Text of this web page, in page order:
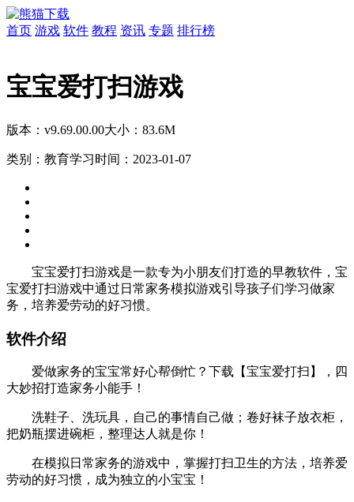
首页 游戏 软件 教程 资讯 专题 排行榜
宝宝爱打扫游戏
版本：v9.69.00.00大小：83.6M
类别：教育学习时间：2023-01-07
宝宝爱打扫游戏是一款专为小朋友们打造的早教软件，宝
宝爱打扫游戏中通过日常家务模拟游戏引导孩子们学习做家
爱做家务的宝宝常好心帮倒忙？下载【宝宝爱打扫】，四
洗鞋子、洗玩具，自己的事情自己做；卷好袜子放衣柜，
在模拟日常家务的游戏中，掌握打扫卫生的方法，培养爱